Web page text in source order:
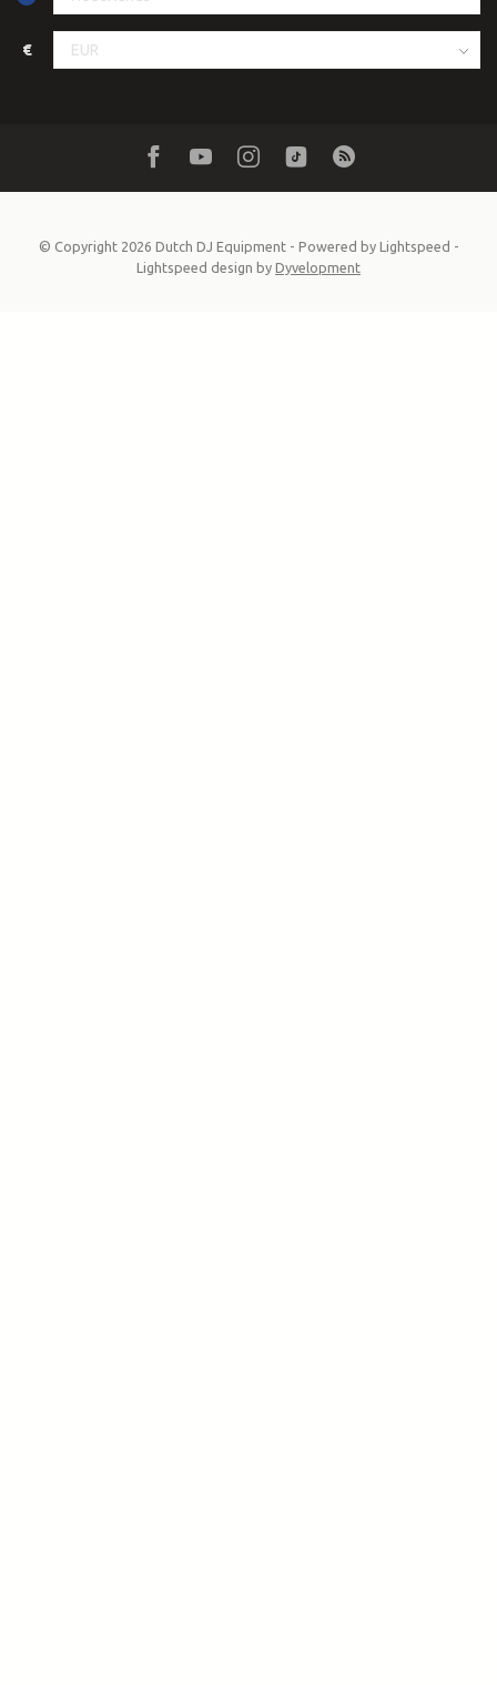
€
© Copyright 2026 Dutch DJ Equipment- Powered by Lightspeed -
Lightspeed design by Dyvelopment